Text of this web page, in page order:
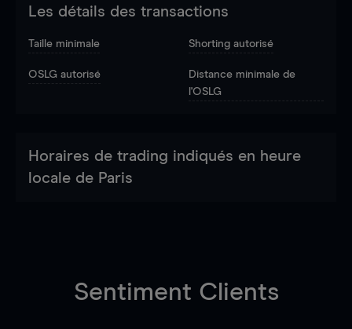
Les détails des transactions
Taille minimale Shorting autorisé
OSLG autorisé
Distance minimale de
l'OSLG
Horaires de trading indiqués en heure
locale de Paris
Sentiment Clients